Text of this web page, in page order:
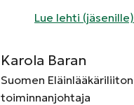
Lue lehti (jäsenille)
Karola Baran
Suomen Eläinlääkäriliiton
toiminnanjohtaja